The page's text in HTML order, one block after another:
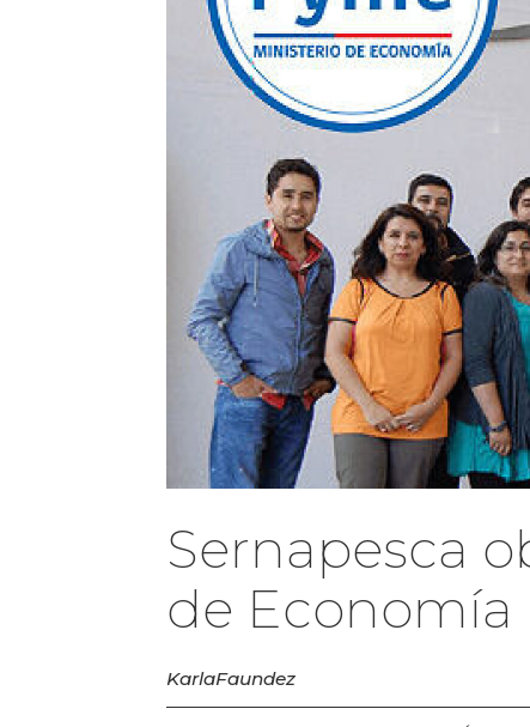
Sernapesca
de Economía
KarlaFaundez